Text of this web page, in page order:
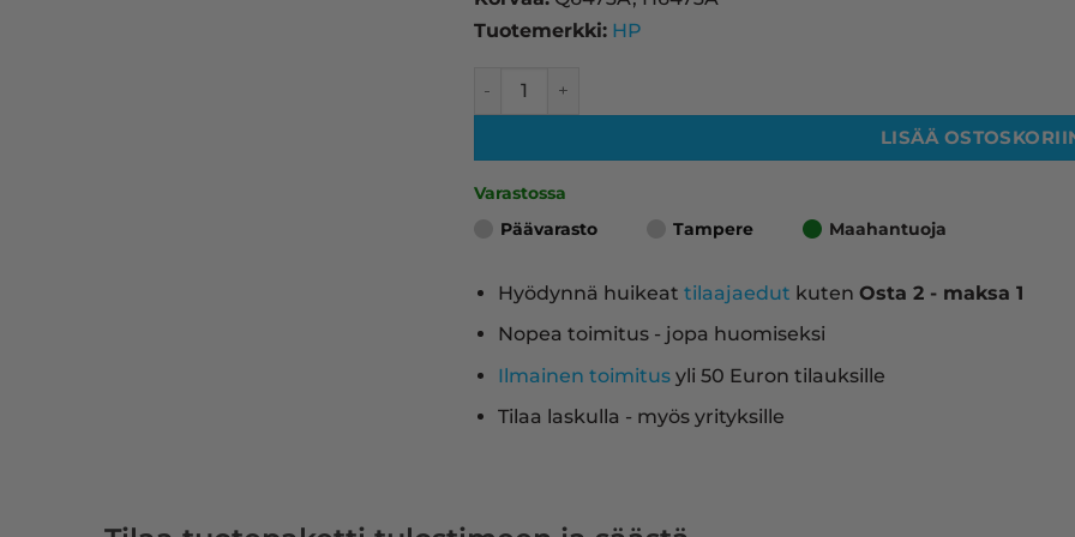
Tuotemerkki: HP
LISÄÄ
Varastossa
Päävarasto
Tampere Maahantuoja
Hyödynnä huikeattilaajaedut kutenOsta 2 - maksa 1
Nopea toimitus - jopa huomiseksi
Ilmainen toimitus yli 50 Euron tilauksille
Tilaa laskulla - myös yrityksille